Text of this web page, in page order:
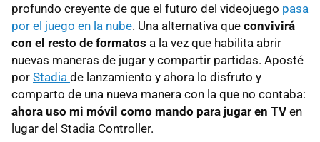
profundo creyente de que el futuro del videojuego pasa
por el juego en la nube. Una alternativa que convivirá
con el resto de formatos a la vez que habilita abrir
nuevas maneras de jugar y compartir partidas. Aposté
por Stadia de lanzamiento y ahora lo disfruto y
comparto de una nueva manera con la que no contaba:
ahora uso mi móvil como mando para jugar en TV en
lugar del Stadia Controller.